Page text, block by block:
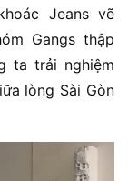
Jeans vẽ
Gangs thập
ta trải nghiệm
lòng Sài Gòn